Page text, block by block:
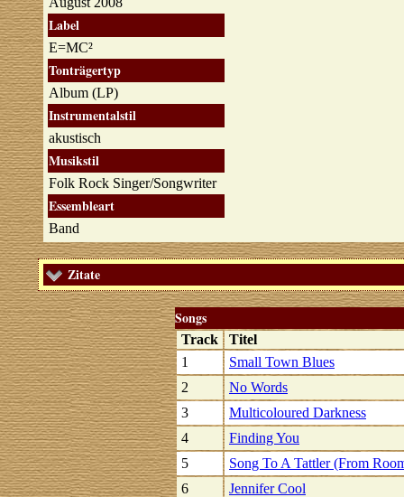
Label
E=MC²
Tonträgertyp
Album (LP)
Instrumentalstil
akustisch
Musikstil
Folk Rock Singer/Songwriter
Essembleart
Band
Zitate
Songs
Track
Titel
1
Small Town Blues
2
No Words
3
Multicoloured Darkness
4
Finding You
5
Song To A Tattler (From
6
Jennifer Cool